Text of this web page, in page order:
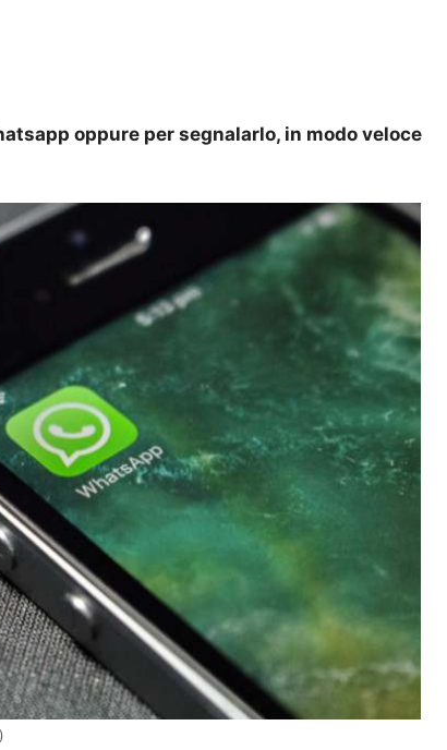
oppure per segnalarlo, in modo veloce